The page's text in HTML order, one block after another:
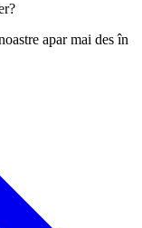
apar mai des în